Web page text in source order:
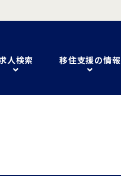
人検索 移住支援の情報